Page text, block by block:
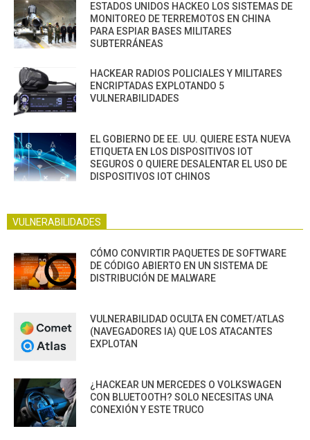
ESTADOS UNIDOS HACKEO LOS SISTEMAS DE
MONITOREO DE TERREMOTOS EN CHINA
PARA ESPIAR BASES MILITARES
SUBTERRÁNEAS
HACKEAR RADIOS POLICIALES Y MILITARES
ENCRIPTADAS EXPLOTANDO 5
VULNERABILIDADES
EL GOBIERNO DE EE. UU. QUIERE ESTA NUEVA
ETIQUETA EN LOS DISPOSITIVOS IOT
SEGUROS O QUIERE DESALENTAR EL USO DE
DISPOSITIVOS IOT CHINOS
VULNERABILIDADES
CÓMO CONVIRTIR PAQUETES DE SOFTWARE
DE CÓDIGO ABIERTO EN UN SISTEMA DE
DISTRIBUCIÓN DE MALWARE
VULNERABILIDAD OCULTA EN COMET/ATLAS
(NAVEGADORES IA) QUE LOS ATACANTES
EXPLOTAN
¿HACKEAR UN MERCEDES O VOLKSWAGEN
CON BLUETOOTH? SOLO NECESITAS UNA
CONEXIÓN Y ESTE TRUCO